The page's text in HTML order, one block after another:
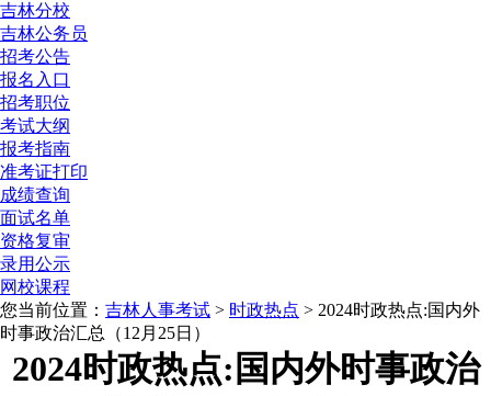
吉林分校
吉林公务员
招考公告
报名入口
招考职位
考试大纲
报考指南
准考证打印
成绩查询
面试名单
资格复审
录用公示
网校课程
您当前位置： 吉林人事考试 > 时政热点 > 2024时政热点:国内外
时事政治汇总（12月25日）
2024时政热点:国内外时事政治